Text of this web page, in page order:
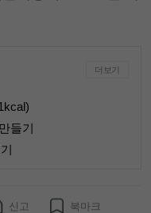
더보기
들기
신고 북마크